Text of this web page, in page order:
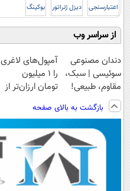
اعتبارسنجی دیزل ژنراتور بوکینگ
از سراسر وب
دندان مصنوعی
سوئیسی | سبک،
مقاوم، طبیعی!
ویزیت
رایگان+پرداخت
اقساطی😍
آمپول‌های لاغری
را ۱ میلیون
تومان ارزان‌تر از
بازگشت به بالای صفحه